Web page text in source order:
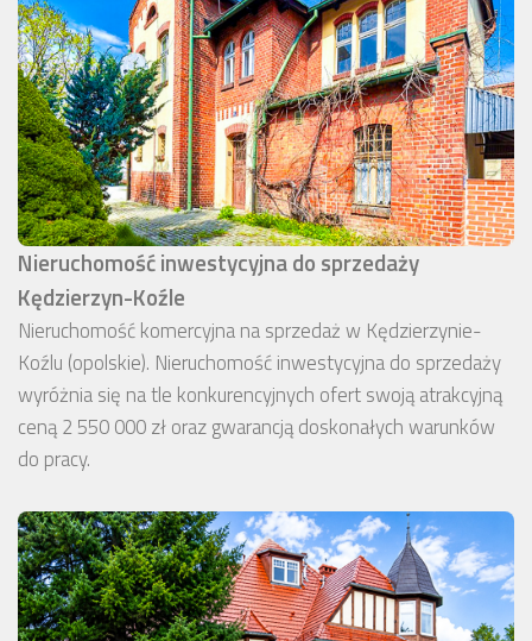
Nieruchomość inwestycyjna do sprzedaży
Kędzierzyn-Koźle
Nieruchomość komercyjna na sprzedaż w Kędzierzynie-
Koźlu (opolskie). Nieruchomość inwestycyjna do sprzedaży
wyróżnia się na tle konkurencyjnych ofert swoją atrakcyjną
ceną 2 550 000 zł oraz gwarancją doskonałych warunków
do pracy.